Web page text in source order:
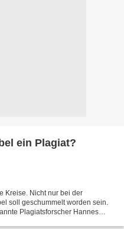
ein Plagiat?
Kreise. Nicht nur bei der
soll geschummelt worden sein.
Plagiatsforscher Hannes